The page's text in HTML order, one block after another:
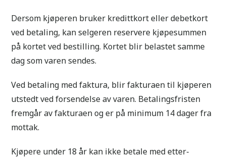
Dersom kjøperen bruker kredittkort eller debetkort
ved betaling, kan selgeren reservere kjøpesummen
på kortet ved bestilling. Kortet blir belastet samme
dag som varen sendes.
Ved betaling med faktura, blir fakturaen til kjøperen
utstedt ved forsendelse av varen. Betalingsfristen
fremgår av fakturaen og er på minimum 14 dager fra
mottak.
Kjøpere under 18 år kan ikke betale med etter-